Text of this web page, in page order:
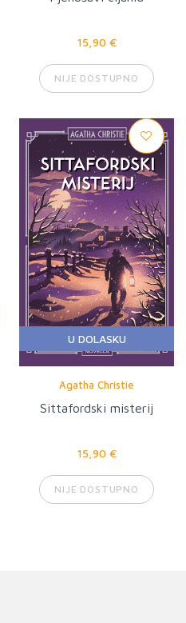
15,90 €
NIJE DOSTUPNO
U DOLASKU
Agatha Christie
Sittafordski misterij
15,90 €
NIJE DOSTUPNO